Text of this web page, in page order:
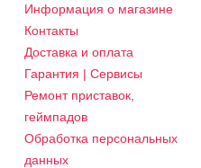
Информация о магазине
Контакты
Доставка и оплата
Гарантия | Сервисы
Ремонт приставок,
геймпадов
Обработка персональных
данных